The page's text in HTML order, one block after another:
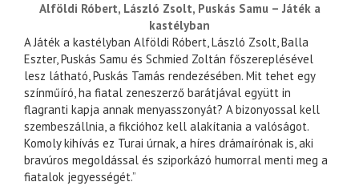
Alföldi Róbert, László Zsolt, Puskás Samu – Játék a
kastélyban
A Játék a kastélyban Alföldi Róbert, László Zsolt, Balla
Eszter, Puskás Samu és Schmied Zoltán főszereplésével
lesz látható, Puskás Tamás rendezésében. Mit tehet egy
színműíró, ha fiatal zeneszerző barátjával együtt in
flagranti kapja annak menyasszonyát? A bizonyossal kell
szembeszállnia, a fikcióhoz kell alakítania a valóságot.
Komoly kihívás ez Turai úrnak, a híres drámaírónak is, aki
bravúros megoldással és sziporkázó humorral menti meg a
fiatalok jegyességét.”